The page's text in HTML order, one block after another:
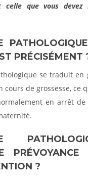
celle que vous devez
PRÉCISÉMENT
se traduit en
cours de grossesse, ce
en arrêt de
?